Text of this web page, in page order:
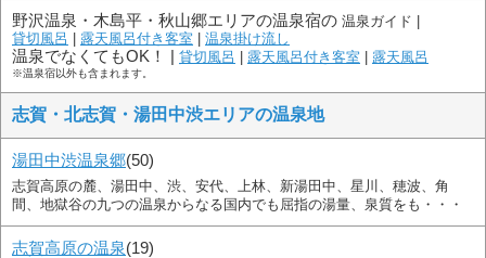
野沢温泉・木島平・秋山郷エリアの温泉宿の 温泉ガイド |
貸切風呂 | 露天風呂付き客室 | 温泉掛け流し
温泉でなくてもOK！ | 貸切風呂 | 露天風呂付き客室 | 露天風呂
※温泉宿以外も含まれます。
志賀・北志賀・湯田中渋エリアの温泉地
湯田中渋温泉郷(50)
志賀高原の麓、湯田中、渋、安代、上林、新湯田中、星川、穂波、角
間、地獄谷の九つの温泉からなる国内でも屈指の湯量、泉質をも・・・
志賀高原の温泉(19)